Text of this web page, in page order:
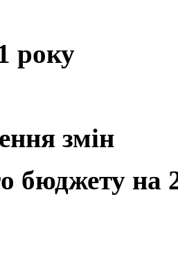
року
змін
бюджету на